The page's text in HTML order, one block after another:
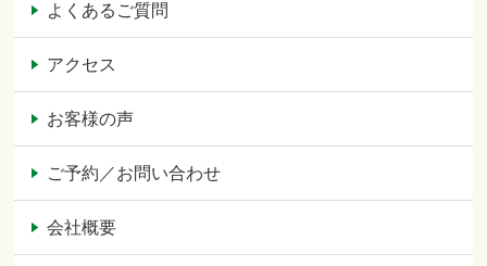
よくあるご質問
アクセス
お客様の声
ご予約／お問い合わせ
会社概要